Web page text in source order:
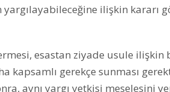
ilişkin kararı
esastan ziyade usule ilişkin
kapsamlı gerekçe sunması
aynı yargı yetkisi meselesini